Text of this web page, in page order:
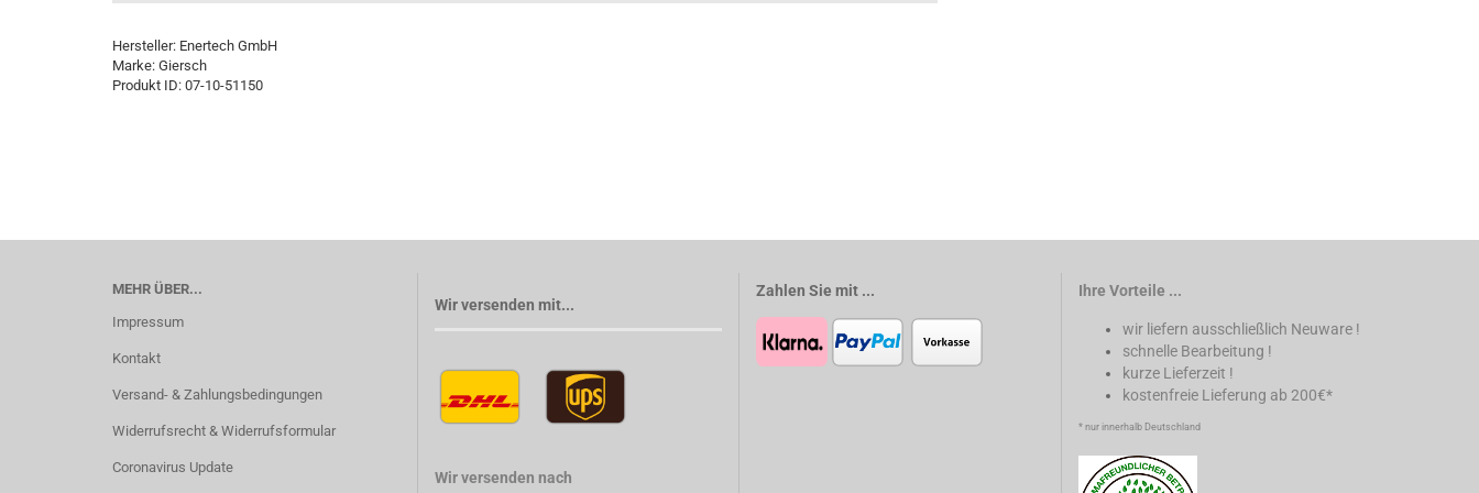
Hersteller: Enertech GmbH
Marke: Giersch
Produkt ID: 07-10-51150
MEHR ÜBER...
Impressum
Kontakt
Versand- & Zahlungsbedingungen
Widerrufsrecht & Widerrufsformular
Coronavirus Update
Wir versenden mit...
Wir versenden nach
Zahlen Sie mit ... Ihre Vorteile ...
wir liefern ausschließlich Neuware !
schnelle Bearbeitung !
kurze Lieferzeit !
kostenfreie Lieferung ab 200€*
* nur innerhalb Deutschland